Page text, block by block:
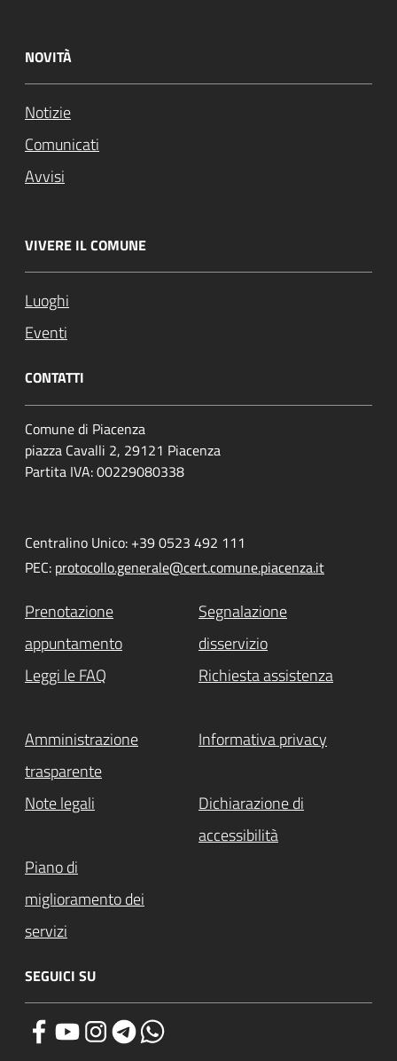
NOVITÀ
Notizie
Comunicati
Avvisi
VIVERE IL COMUNE
Luoghi
Eventi
CONTATTI
Comune di Piacenza
piazza Cavalli 2, 29121 Piacenza
Partita IVA: 00229080338
Centralino Unico: +39 0523 492 111
PEC: protocollo.generale@cert.comune.piacenza.it
Prenotazione
appuntamento
Segnalazione
disservizio
Leggi le FAQ
Richiesta assistenza
Amministrazione
trasparente
Informativa privacy
Note legali
Dichiarazione di
accessibilità
Piano di
miglioramento dei
servizi
SEGUICI SU